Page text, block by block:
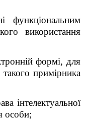
функціональним
використання
формі, для
примірника
інтелектуальної
особи;